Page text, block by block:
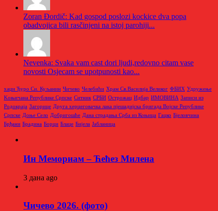
Zoran Đordič: Kad gospod poslozi kockice dva popa
obadvojica bili rasčinjeni na istoj parohiji...
Nevenka: Svaka vam cast dori ljudi,redovno citam vase
novosti Osjecam se upotpunosti kao...
хаџи Ђуро Си. Куљанин Чичево Челебићи Храм Св.Василија Великог ФБИХ Удружење
Kоњичана Републике Српске Ситник СРБИ Острожац Идбар ИМОВИНА Записи из
Родoкраја Загорице Друга херцеговачка лака пјешадијска бригада Војске Републике
Српске Доње Село Добригошће Дана страдања Срба из Коњица Гацко Бјеловчина
Брђани Брадина Борци Блаце Бијела Јабланица
Ин Мемориам – Ћећез Милена
3 дана ago
Чичево 2026. (фото)